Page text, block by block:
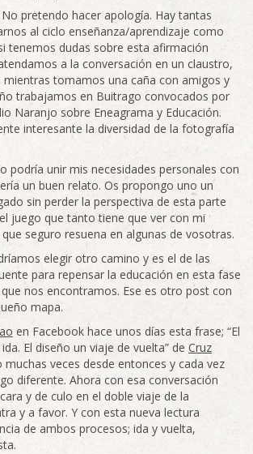
pretendo hacer apología. Hay tantas
al ciclo enseñanza/aprendizaje como
tenemos dudas sobre esta afirmación
a la conversación en un claustro,
mientras tomamos una caña con amigos y
trabajamos en Buitrago convocados por
Naranjo sobre Eneagrama y Educación.
interesante la diversidad de la fotografía
podría unir mis necesidades personales con
un buen relato. Os propongo uno un
sin perder la perspectiva de esta parte
juego que tanto tiene que ver con mi
seguro resuena en algunas de vosotras.
elegir otro camino y es el de las
para repensar la educación en esta fase
nos encontramos. Ese es otro post con
mapa.
en Facebook hace unos días esta frase; “El
El diseño un viaje de vuelta” de Cruz
muchas veces desde entonces y cada vez
diferente. Ahora con esa conversación
y de culo en el doble viaje de la
y a favor. Y con esta nueva lectura
de ambos procesos; ida y vuelta,